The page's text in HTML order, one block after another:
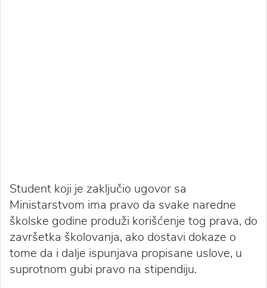
Student koji je zaključio ugovor sa
Ministarstvom ima pravo da svake naredne
školske godine produži korišćenje tog prava, do
završetka školovanja, ako dostavi dokaze o
tome da i dalje ispunjava propisane uslove, u
suprotnom gubi pravo na stipendiju.